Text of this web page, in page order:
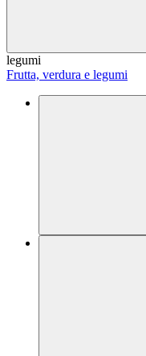
legumi
Frutta, verdura e legumi